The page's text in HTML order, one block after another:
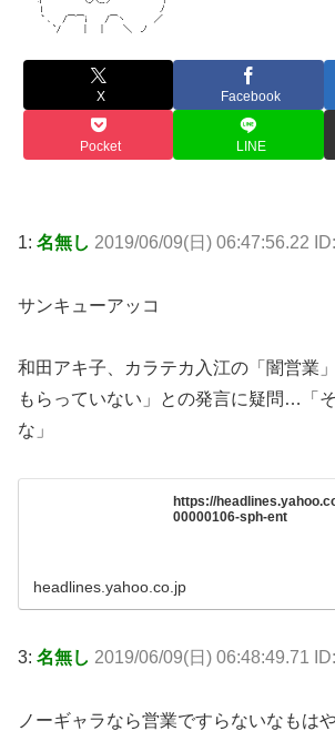
X Facebook
Pocket LINE
1: 名無し 2019/06/09(日) 06:47:56.22
サンキューアッコ
和田アキ子、カラテカ入江の「闇営業
もらっていない」との発言に疑問…「
な」
https://
00000106-sph-ent
headlines.yahoo.co.jp
3: 名無し 2019/06/09(日) 06:48:49.71
ノーギャラなら営業ですらないなもは